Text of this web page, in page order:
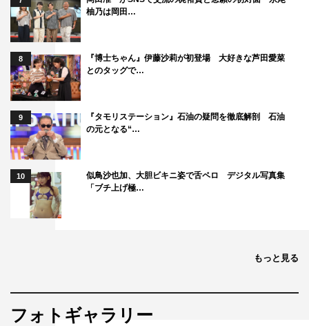
柚乃は岡田…
8
『博士ちゃん』伊藤沙莉が初登場 大好きな芦田愛菜
とのタッグで…
9
『タモリステーション』石油の疑問を徹底解剖 石油
の元となる“…
10
似鳥沙也加、大胆ビキニ姿で舌ペロ デジタル写真集
「ブチ上げ極…
もっと見る
フォトギャラリー